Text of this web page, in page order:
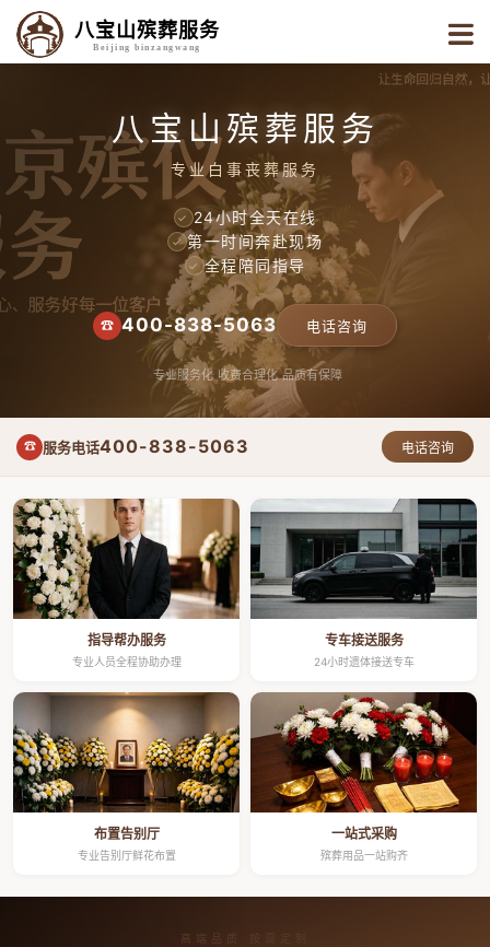
八宝山殡葬服务
Beijing binzangwang
八宝山殡葬服务
专业白事丧葬服务
✓ 24小时全天在线
✓ 第一时间奔赴现场
✓ 全程陪同指导
☎ 400-838-5063 电话咨询
专业服务化 收费合理化 品质有保障
☎ 服务电话400-838-5063 电话咨询
指导帮办服务
专业人员全程协助办理
专车接送服务
24小时遗体接送专车
布置告别厅
专业告别厅鲜花布置
一站式采购
殡葬用品一站购齐
高端品质 按需定制